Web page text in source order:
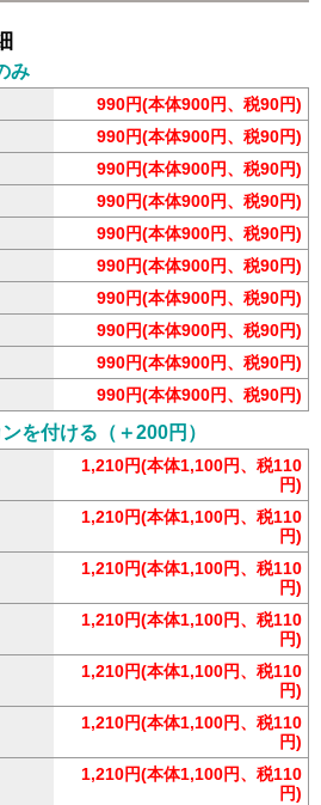
み
990円(本体900円、税90円)
990円(本体900円、税90円)
990円(本体900円、税90円)
990円(本体900円、税90円)
990円(本体900円、税90円)
990円(本体900円、税90円)
990円(本体900円、税90円)
990円(本体900円、税90円)
990円(本体900円、税90円)
990円(本体900円、税90円)
を付ける（＋200円）
1,210円(本体1,100円、税110
円)
1,210円(本体1,100円、税110
円)
1,210円(本体1,100円、税110
円)
1,210円(本体1,100円、税110
円)
1,210円(本体1,100円、税110
円)
1,210円(本体1,100円、税110
円)
1,210円(本体1,100円、税110
円)